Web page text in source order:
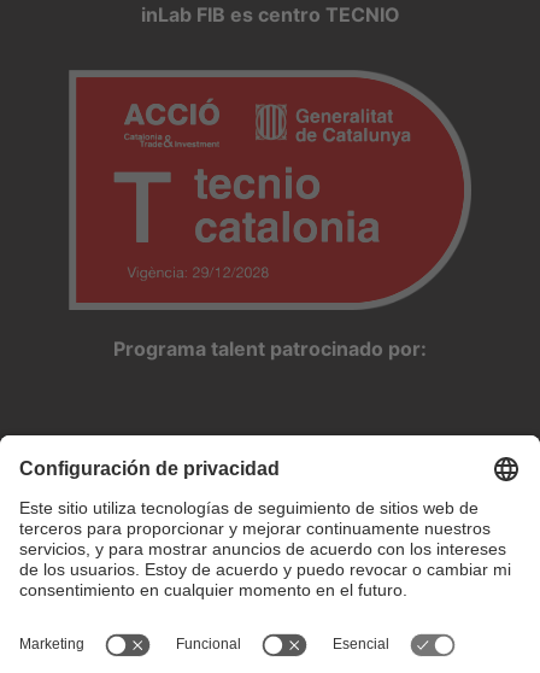
inLab FIB es centro TECNIO
Programa talent patrocinado por: